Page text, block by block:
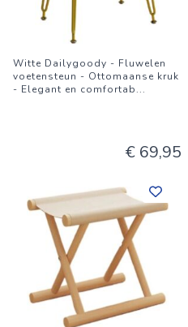
Witte Dailygoody - Fluwelen
voetensteun - Ottomaanse kruk
- Elegant en comfortab...
€ 69,95